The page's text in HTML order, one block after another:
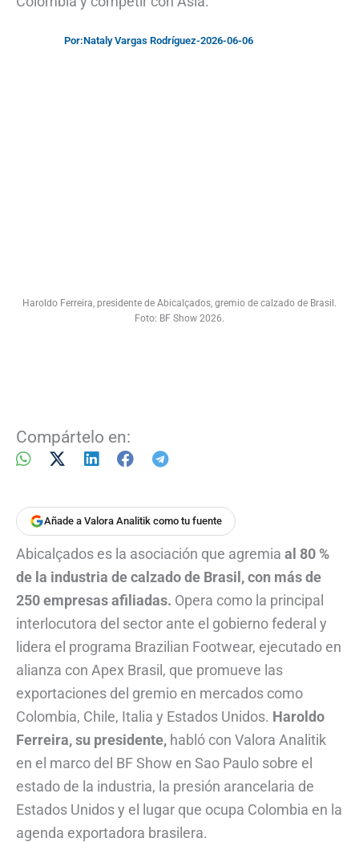
Por:Nataly Vargas Rodríguez-2026-06-06
Haroldo Ferreira, presidente de Abicalçados, gremio de calzado de Brasil.
Foto: BF Show 2026.
Compártelo en:
Añade a Valora Analitik como tu fuente
Abicalçados es la asociación que agremia al 80 %
de la industria de calzado de Brasil, con más de
250 empresas afiliadas. Opera como la principal
interlocutora del sector ante el gobierno federal y
lidera el programa Brazilian Footwear, ejecutado en
alianza con Apex Brasil, que promueve las
exportaciones del gremio en mercados como
Colombia, Chile, Italia y Estados Unidos. Haroldo
Ferreira, su presidente, habló con Valora Analitik
en el marco del BF Show en Sao Paulo sobre el
estado de la industria, la presión arancelaria de
Estados Unidos y el lugar que ocupa Colombia en la
agenda exportadora brasilera.